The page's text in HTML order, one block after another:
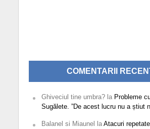
COMENTARII
Ghiveciul tine umbra?la Probleme
Sugălete. ”De acest lucru nu a știut
Balanel si Miaunel la Atacuri